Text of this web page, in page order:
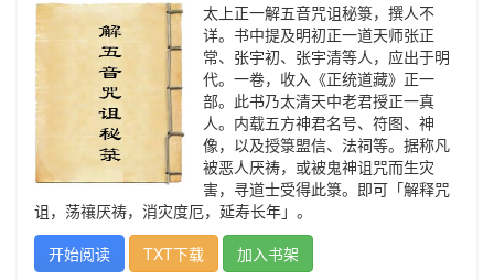
太上正一解五音咒诅秘箓，撰人不
详。书中提及明初正一道天师张正
常、张宇初、张宇清等人，应出于明
代。一卷，收入《正统道藏》正一
部。此书乃太清天中老君授正一真
人。内载五方神君名号、符图、神
像，以及授箓盟信、法祠等。据称凡
被恶人厌祷，或被鬼神诅咒而生灾
害，寻道士受得此箓。即可「解释咒
诅，荡禳厌祷，消灾度厄，延寿长年」。
开始阅读
TXT下载 加入书架